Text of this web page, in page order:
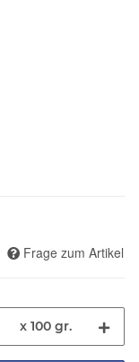
Frage zum Artikel
x 100 gr.